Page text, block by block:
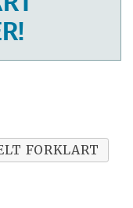
FORKLART